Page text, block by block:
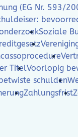
(EG Nr. 593/
Soziale
TitelVoorlopig
schulden
Zahlungsfrist